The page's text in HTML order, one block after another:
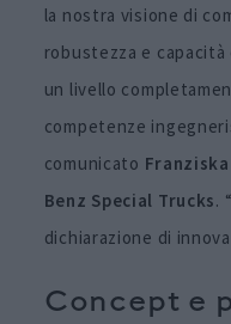
la nostra visione di
robustezza e capacità
un livello
competenze
comunicato
Benz Special Trucks.
dichiarazione di
Concept e